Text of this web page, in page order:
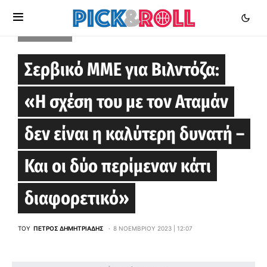
Σερβικό ΜΜΕ για Βιλντόζα:
«Η σχέση του με τον Αταμάν
δεν είναι η καλύτερη δυνατή –
Και οι δύο περίμεναν κάτι
διαφορετικό»
ΤΟΥ ΠΈΤΡΟΣ ΔΗΜΗΤΡΙΆΔΗΣ 8 ΝΟΕΜΒΡΊΟΥ 2023 | 12:07